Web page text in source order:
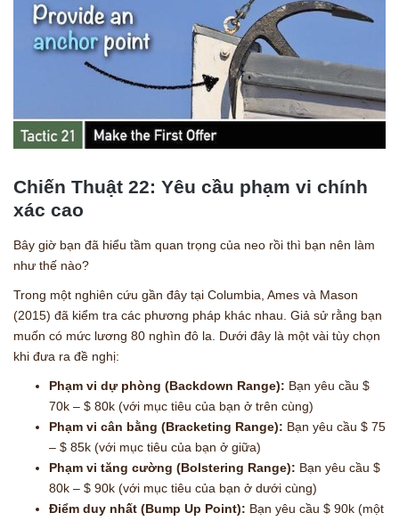
Chiến Thuật 22: Yêu cầu phạm vi chính
xác cao
Bây giờ bạn đã hiểu tầm quan trọng của neo rồi thì bạn nên làm
như thế nào?
Trong một nghiên cứu gần đây tại Columbia, Ames và Mason
(2015) đã kiểm tra các phương pháp khác nhau. Giả sử rằng bạn
muốn có mức lương 80 nghìn đô la. Dưới đây là một vài tùy chọn
khi đưa ra đề nghị:
Phạm vi dự phòng (Backdown Range): Bạn yêu cầu $
70k – $ 80k (với mục tiêu của bạn ở trên cùng)
Phạm vi cân bằng (Bracketing Range): Bạn yêu cầu $ 75
– $ 85k (với mục tiêu của bạn ở giữa)
Phạm vi tăng cường (Bolstering Range): Bạn yêu cầu $
80k – $ 90k (với mục tiêu của bạn ở dưới cùng)
Điểm duy nhất (Bump Up Point): Bạn yêu cầu $ 90k (một